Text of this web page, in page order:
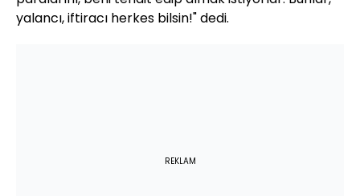
yalancı, iftiracı herkes bilsin!" dedi.
REKLAM